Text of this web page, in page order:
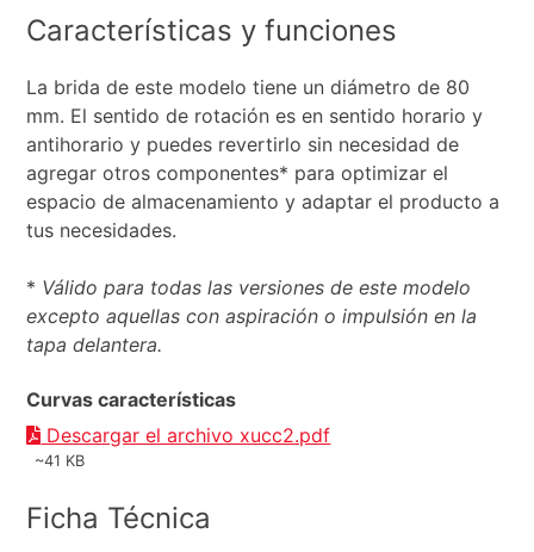
Características y funciones
La brida de este modelo tiene un diámetro de 80
mm. El sentido de rotación es en sentido horario y
antihorario y puedes revertirlo sin necesidad de
agregar otros componentes* para optimizar el
espacio de almacenamiento y adaptar el producto a
tus necesidades.
* Válido para todas las versiones de este modelo
excepto aquellas con aspiración o impulsión en la
tapa delantera.
Curvas características
Descargar el archivo xucc2.pdf
~41 KB
Ficha Técnica